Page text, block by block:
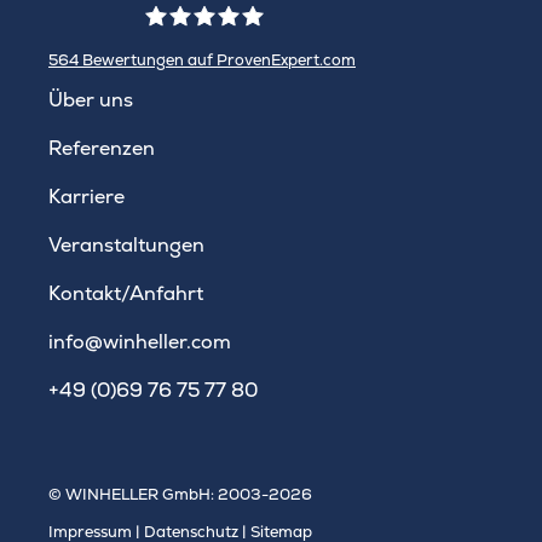
564 Bewertungen auf ProvenExpert.com
Über uns
Referenzen
Karriere
Veranstaltungen
Kontakt/Anfahrt
info@winheller.com
+49 (0)69 76 75 77 80
© WINHELLER GmbH: 2003-2026
Impressum | Datenschutz | Sitemap